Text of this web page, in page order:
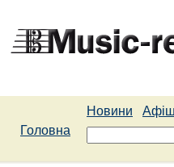
Новини
Головна